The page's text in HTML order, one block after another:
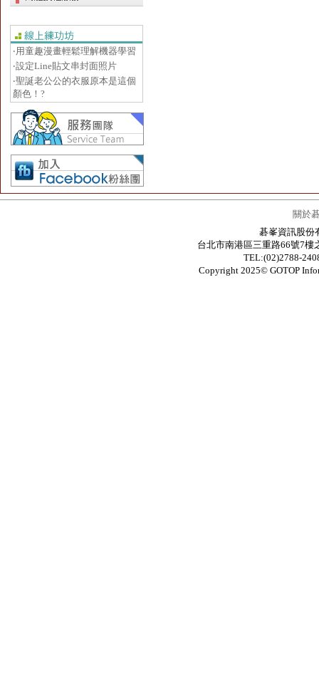
‧用童趣漫畫輕鬆理解機器學習
‧設定Line貼文串封面照片
‧聖誕老公公的衣服原本是這個
顏色！?
關於
碁峯資訊股份
台北市南港區三重路66號7樓
TEL:(02)2788-
Copyright 2025© GOTOP